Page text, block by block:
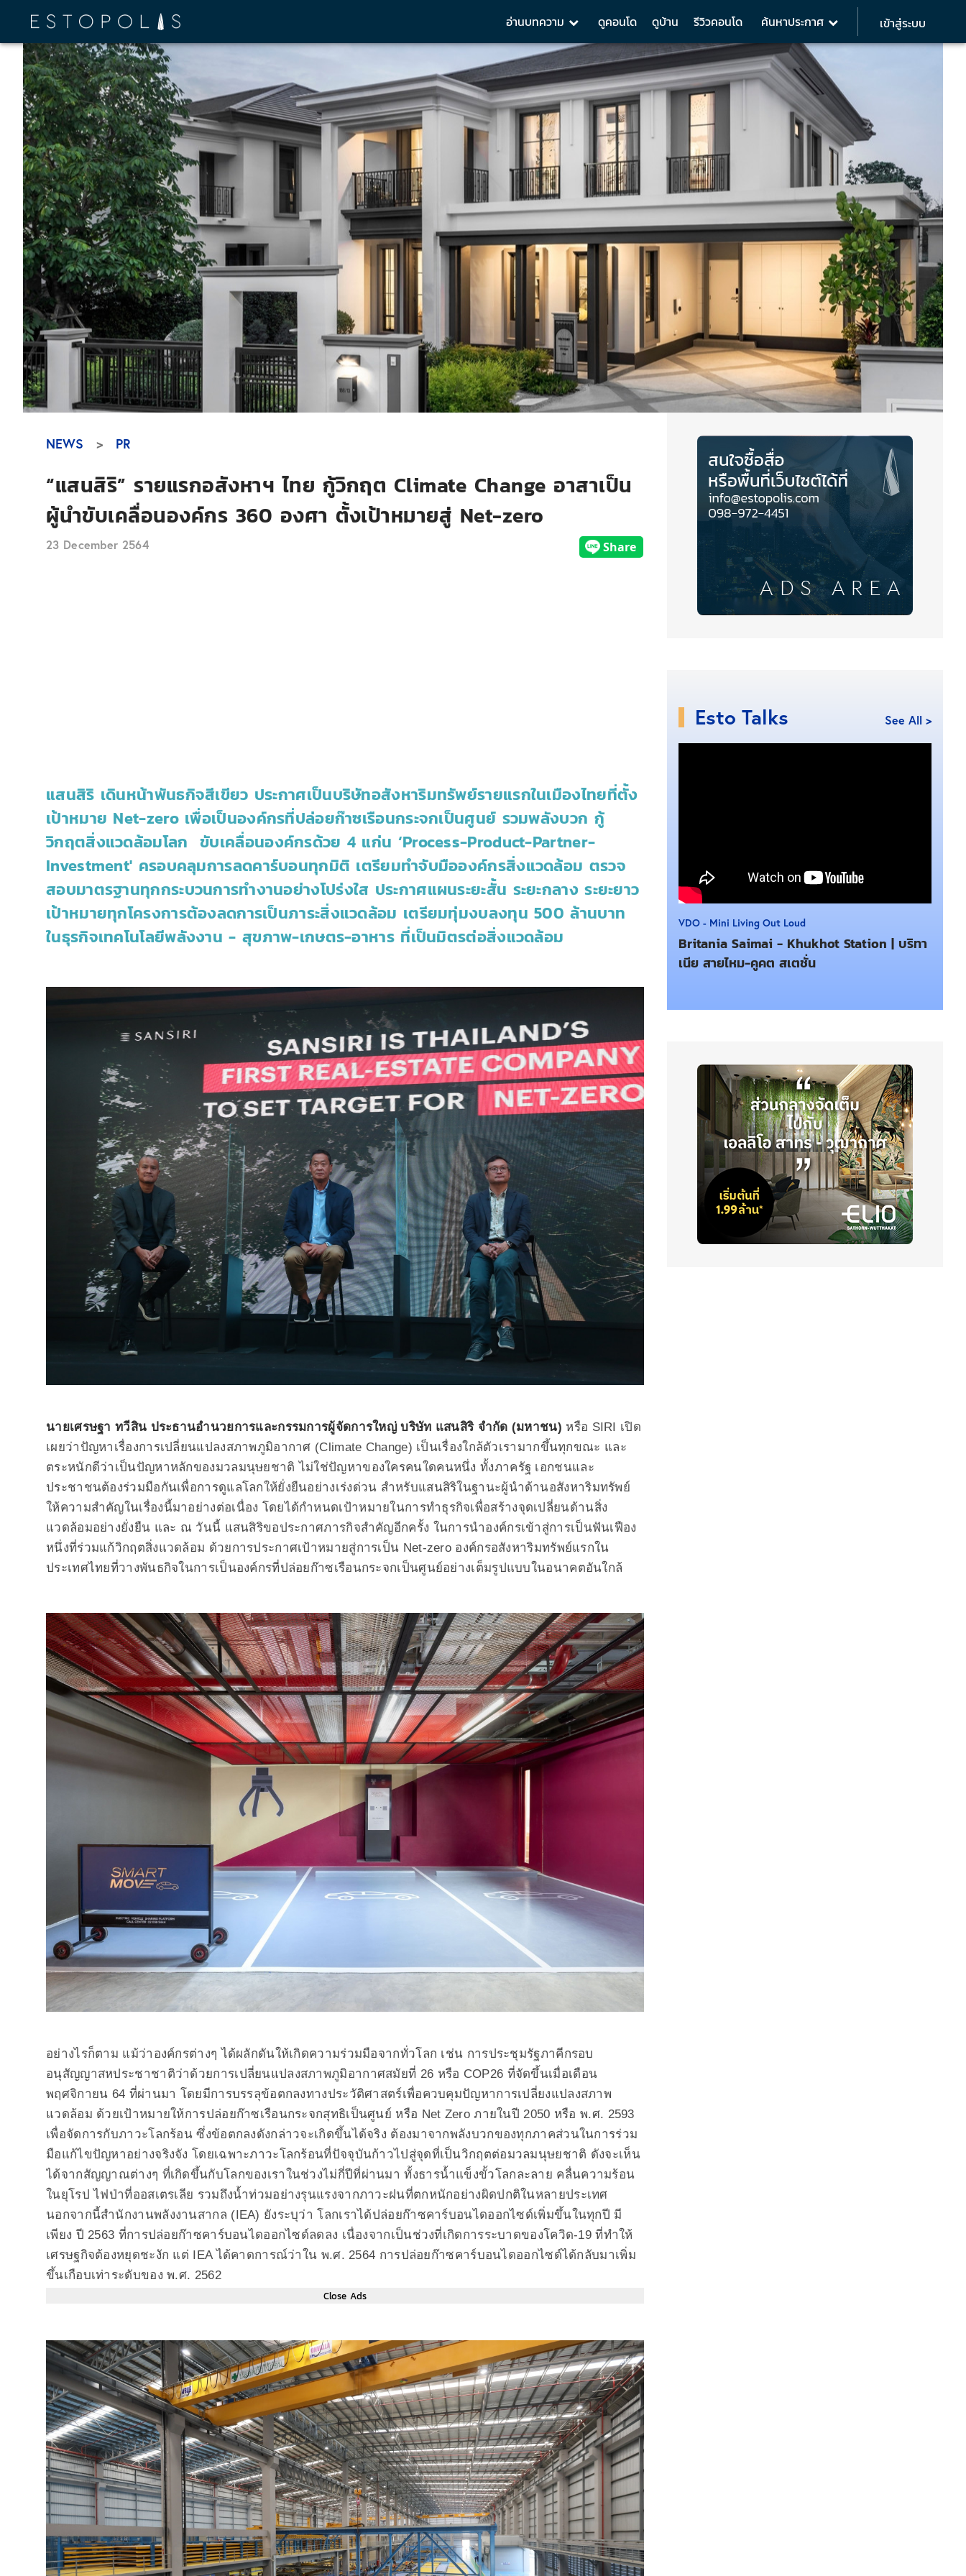
อ่านบทความ ดูคอนโด ดูบ้าน รีวิวคอนโด ค้นหาประกาศ เข้าสู่ระบบ
NEWS PR
“แสนสิริ” รายแรกอสังหาฯ ไทย กู้วิกฤต Climate Change อาสาเป็น
ผู้นำขับเคลื่อนองค์กร 360 องศา ตั้งเป้าหมายสู่ Net-zero
23 December 2564
แสนสิริ เดินหน้าพันธกิจสีเขียว ประกาศเป็นบริษัทอสังหาริมทรัพย์รายแรกในเมืองไทยที่ตั้ง
เป้าหมาย Net-zero เพื่อเป็นองค์กรที่ปล่อยก๊าซเรือนกระจกเป็นศูนย์ รวมพลังบวก กู้
วิกฤตสิ่งแวดล้อมโลก ขับเคลื่อนองค์กรด้วย 4 แก่น ‘Process-Product-Partner-
Investment' ครอบคลุมการลดคาร์บอนทุกมิติ เตรียมทำจับมือองค์กรสิ่งแวดล้อม ตรวจ
สอบมาตรฐานทุกกระบวนการทำงานอย่างโปร่งใส ประกาศแผนระยะสั้น ระยะกลาง ระยะยาว
เป้าหมายทุกโครงการต้องลดการเป็นภาระสิ่งแวดล้อม เตรียมทุ่มงบลงทุน 500 ล้านบาท
ในธุรกิจเทคโนโลยีพลังงาน - สุขภาพ-เกษตร-อาหาร ที่เป็นมิตรต่อสิ่งแวดล้อม
นายเศรษฐา ทวีสิน ประธานอำนวยการและกรรมการผู้จัดการใหญ่ บริษัท แสนสิริ จำกัด (มหาชน) หรือ SIRI เปิด
เผยว่าปัญหาเรื่องการเปลี่ยนแปลงสภาพภูมิอากาศ (Climate Change) เป็นเรื่องใกล้ตัวเรามากขึ้นทุกขณะ และ
ตระหนักดีว่าเป็นปัญหาหลักของมวลมนุษยชาติ ไม่ใช่ปัญหาของใครคนใดคนหนึ่ง ทั้งภาครัฐ เอกชนและ
ประชาชนต้องร่วมมือกันเพื่อการดูแลโลกให้ยั่งยืนอย่างเร่งด่วน สำหรับแสนสิริในฐานะผู้นำด้านอสังหาริมทรัพย์
ให้ความสำคัญในเรื่องนี้มาอย่างต่อเนื่อง โดยได้กำหนดเป้าหมายในการทำธุรกิจเพื่อสร้างจุดเปลี่ยนด้านสิ่ง
แวดล้อมอย่างยั่งยืน และ ณ วันนี้ แสนสิริขอประกาศภารกิจสำคัญอีกครั้ง ในการนำองค์กรเข้าสู่การเป็นฟันเฟือง
หนึ่งที่ร่วมแก้วิกฤตสิ่งแวดล้อม ด้วยการประกาศเป้าหมายสู่การเป็น Net-zero องค์กรอสังหาริมทรัพย์แรกใน
ประเทศไทยที่วางพันธกิจในการเป็นองค์กรที่ปล่อยก๊าซเรือนกระจกเป็นศูนย์อย่างเต็มรูปแบบในอนาคตอันใกล้
อย่างไรก็ตาม แม้ว่าองค์กรต่างๆ ได้ผลักดันให้เกิดความร่วมมือจากทั่วโลก เช่น การประชุมรัฐภาคีกรอบ
อนุสัญญาสหประชาชาติว่าด้วยการเปลี่ยนแปลงสภาพภูมิอากาศสมัยที่ 26 หรือ COP26 ที่จัดขึ้นเมื่อเดือน
พฤศจิกายน 64 ที่ผ่านมา โดยมีการบรรลุข้อตกลงทางประวัติศาสตร์เพื่อควบคุมปัญหาการเปลี่ยงแปลงสภาพ
แวดล้อม ด้วยเป้าหมายให้การปล่อยก๊าซเรือนกระจกสุทธิเป็นศูนย์ หรือ Net Zero ภายในปี 2050 หรือ พ.ศ. 2593
เพื่อจัดการกับภาวะโลกร้อน ซึ่งข้อตกลงดังกล่าวจะเกิดขึ้นได้จริง ต้องมาจากพลังบวกของทุกภาคส่วนในการร่วม
มือแก้ไขปัญหาอย่างจริงจัง โดยเฉพาะภาวะโลกร้อนที่ปัจจุบันก้าวไปสู่จุดที่เป็นวิกฤตต่อมวลมนุษยชาติ ดังจะเห็น
ได้จากสัญญาณต่างๆ ที่เกิดขึ้นกับโลกของเราในช่วงไม่กี่ปีที่ผ่านมา ทั้งธารน้ำแข็งขั้วโลกละลาย คลื่นความร้อน
ในยุโรป ไฟป่าที่ออสเตรเลีย รวมถึงน้ำท่วมอย่างรุนแรงจากภาวะฝนที่ตกหนักอย่างผิดปกติในหลายประเทศ
นอกจากนี้สำนักงานพลังงานสากล (IEA) ยังระบุว่า โลกเราได้ปล่อยก๊าซคาร์บอนไดออกไซด์เพิ่มขึ้นในทุกปี มี
เพียง ปี 2563 ที่การปล่อยก๊าซคาร์บอนไดออกไซด์ลดลง เนื่องจากเป็นช่วงที่เกิดการระบาดของโควิด-19 ที่ทำให้
เศรษฐกิจต้องหยุดชะงัก แต่ IEA ได้คาดการณ์ว่าใน พ.ศ. 2564 การปล่อยก๊าซคาร์บอนไดออกไซด์ได้กลับมาเพิ่ม
ขึ้นเกือบเท่าระดับของ พ.ศ. 2562
Close Ads
Esto Talks See All >
VDO - Mini Living Out Loud
Britania Saimai - Khukhot Station | บริทา
เนีย สายไหม-คูคต สเตชั่น